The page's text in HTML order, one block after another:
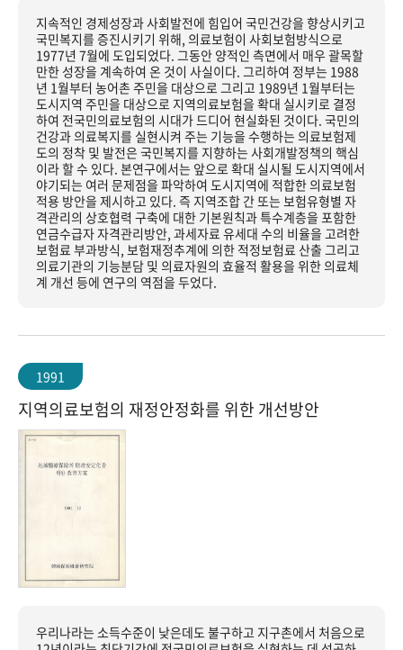
지속적인 경제성장과 사회발전에 힘입어 국민건강을 향상시키고
국민복지를 증진시키기 위해, 의료보험이 사회보험방식으로
1977년 7월에 도입되었다. 그동안 양적인 측면에서 매우 괄목할
만한 성장을 계속하여 온 것이 사실이다. 그리하여 정부는 1988
년 1월부터 농어촌 주민을 대상으로 그리고 1989년 1월부터는
도시지역 주민을 대상으로 지역의료보험을 확대 실시키로 결정
하여 전국민의료보험의 시대가 드디어 현실화된 것이다. 국민의
건강과 의료복지를 실현시켜 주는 기능을 수행하는 의료보험제
도의 정착 및 발전은 국민복지를 지향하는 사회개발정책의 핵심
이라 할 수 있다. 본연구에서는 앞으로 확대 실시될 도시지역에서
야기되는 여러 문제점을 파악하여 도시지역에 적합한 의료보험
적용 방안을 제시하고 있다. 즉 지역조합 간 또는 보험유형별 자
격관리의 상호협력 구축에 대한 기본원칙과 특수계층을 포함한
연금수급자 자격관리방안, 과세자료 유세대 수의 비율을 고려한
보험료 부과방식, 보험재정추계에 의한 적정보험료 산출 그리고
의료기관의 기능분담 및 의료자원의 효율적 활용을 위한 의료체
계 개선 등에 연구의 역점을 두었다.
1991
지역의료보험의 재정안정화를 위한 개선방안
우리나라는 소득수준이 낮은데도 불구하고 지구촌에서 처음으로